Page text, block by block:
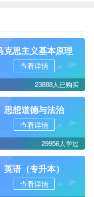
克思主义基本原理
查看详情
23888人已购买
思想道德与法治
查看详情
29956人学过
英语（专升本）
查看详情